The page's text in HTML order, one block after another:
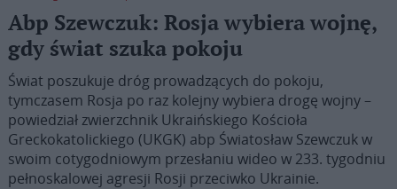
Abp Szewczuk: Rosja wybiera wojnę,
gdy świat szuka pokoju
Świat poszukuje dróg prowadzących do pokoju,
tymczasem Rosja po raz kolejny wybiera drogę wojny –
powiedział zwierzchnik Ukraińskiego Kościoła
Greckokatolickiego (UKGK) abp Światosław Szewczuk w
swoim cotygodniowym przesłaniu wideo w 233. tygodniu
pełnoskalowej agresji Rosji przeciwko Ukrainie.